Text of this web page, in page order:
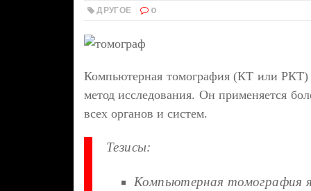
ДРУГОЕ 0
Компьютерная томография (КТ или РКТ)
метод исследования. Он применяется
всех органов и систем.
Тезисы:
Компьютерная томография